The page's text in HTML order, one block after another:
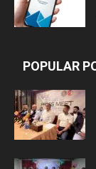
POPULAR